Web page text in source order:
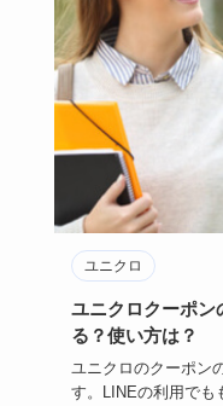
ユニクロ
ユニクロクーポン
る？使い方は？
ユニクロのクーポン
す。LINEの利用でも